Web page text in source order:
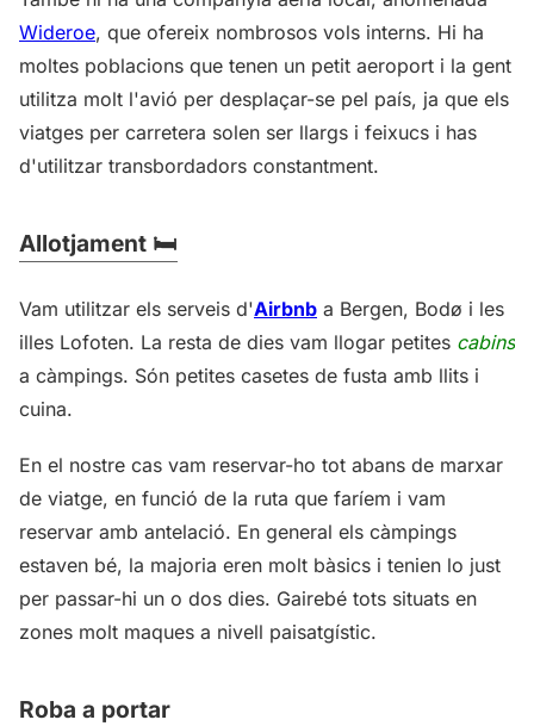
Wideroe, que ofereix nombrosos vols interns. Hi ha
moltes poblacions que tenen un petit aeroport i la gent
utilitza molt l'avió per desplaçar-se pel país, ja que els
viatges per carretera solen ser llargs i feixucs i has
d'utilitzar transbordadors constantment.
Allotjament 🛏️
Vam utilitzar els serveis d'Airbnb a Bergen, Bodø i les
illes Lofoten. La resta de dies vam llogar petites cabins
a càmpings. Són petites casetes de fusta amb llits i
cuina.
En el nostre cas vam reservar-ho tot abans de marxar
de viatge, en funció de la ruta que faríem i vam
reservar amb antelació. En general els càmpings
estaven bé, la majoria eren molt bàsics i tenien lo just
per passar-hi un o dos dies. Gairebé tots situats en
zones molt maques a nivell paisatgístic.
Roba a portar